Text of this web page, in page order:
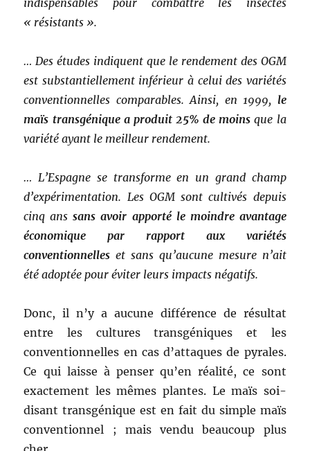
indispensables pour combattre les insectes
« résistants ».
… Des études indiquent que le rendement des OGM
est substantiellement inférieur à celui des variétés
conventionnelles comparables. Ainsi, en 1999, le
maïs transgénique a produit 25% de moins que la
variété ayant le meilleur rendement.
… L’Espagne se transforme en un grand champ
d’expérimentation. Les OGM sont cultivés depuis
cinq anssans avoir apporté le moindre avantage
économique par rapport aux variétés
conventionnelles et sans qu’aucune mesure n’ait
été adoptée pour éviter leurs impacts négatifs.
Donc, il n’y a aucune différence de résultat
entre les cultures transgéniques et les
conventionnelles en cas d’attaques de pyrales.
Ce qui laisse à penser qu’en réalité, ce sont
exactement les mêmes plantes. Le maïs soi-
disant transgénique est en fait du simple maïs
conventionnel ; mais vendu beaucoup plus